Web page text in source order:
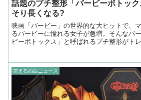
話題のプチ整形「バービーボトッ
そり長くなる?
映画「バービー」の世界的な大ヒットで、
るバービーに憧れる女子が急増。そんなバ
ビーボトックス」と呼ばれるプチ整形がト
笑える面白ニュース